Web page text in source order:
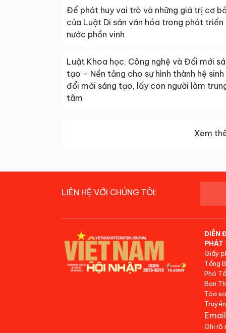
Để phát huy vai trò và những giá trị cơ
của Luật Di sản văn hóa trong phát
nước phồn vinh
Luật Khoa học, Công nghệ và Đổi mới
tạo – Nền tảng cho sự hình thành hệ
đổi mới sáng tạo, lấy con người làm
tâm
Xem
LIÊN HỆ VỚI CHÚNG TÔI:
DIỄN
PHÁT
Giấy
Tổng
Phó
Ban
Tòa
Ghi rõ